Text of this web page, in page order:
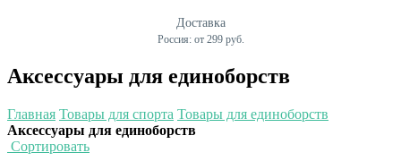
Доставка
Россия: от 299 руб.
Аксессуары для единоборств
Главная Товары для спорта Товары для единоборств
Аксессуары для единоборств
Сортировать